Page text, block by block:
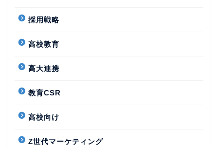
採用戦略
高校教育
高大連携
教育CSR
高校向け
Z世代マーケティング